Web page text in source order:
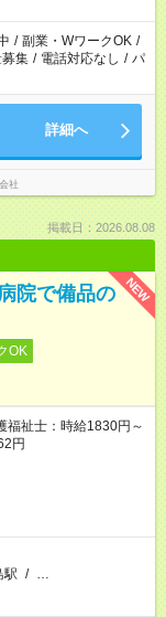
/ 副業・WワークOK /
集 / 電話対応なし / パ
詳細へ
社
掲載日：2026.08.08
NEW
院で備品の
OK
福祉士：時給1830円～
円
駅 / …